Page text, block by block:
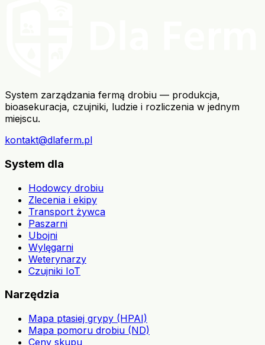
System zarządzania fermą drobiu — produkcja,
bioasekuracja, czujniki, ludzie i rozliczenia w jednym
miejscu.
kontakt@dlaferm.pl
System dla
Hodowcy drobiu
Zlecenia i ekipy
Transport żywca
Paszarni
Ubojni
Wylęgarni
Weterynarzy
Czujniki IoT
Narzędzia
Mapa ptasiej grypy (HPAI)
Mapa pomoru drobiu (ND)
Ceny skupu